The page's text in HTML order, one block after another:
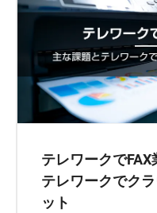
テレワークで
テレワークでク
ット